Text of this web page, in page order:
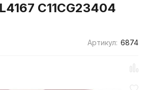
C11CG23404
Артикул: 6874